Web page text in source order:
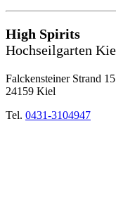
High Spirits
Hochseilgarten
Falckensteiner Strand 15
24159 Kiel
Tel. 0431-3104947